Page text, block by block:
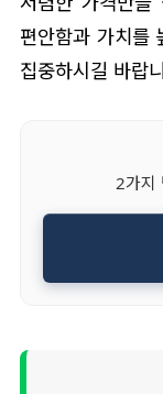
편안함과 가치를
집중하시길 바랍
2가지